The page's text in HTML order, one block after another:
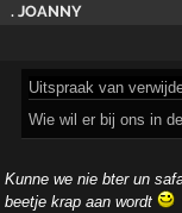
. JOANNY
Uitspraak van
Wie wil er bij ons in
Kunne we nie bter un
beetje krap aan wordt